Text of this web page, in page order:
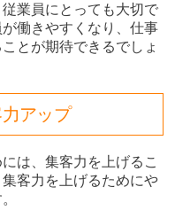
業員にとっても大切で
働きやすくなり、仕事
とが期待できるでしょ
アップ
は、集客力を上げるこ
客力を上げるためにや